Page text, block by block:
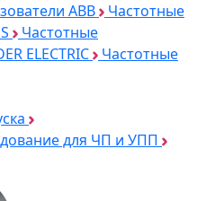
ABB
Частотные
Частотные
ELECTRIC
Частотные
для ЧП и УПП